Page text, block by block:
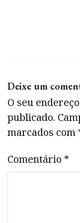
Deixe um
O seu
publicado.
marcados com
Comentário *